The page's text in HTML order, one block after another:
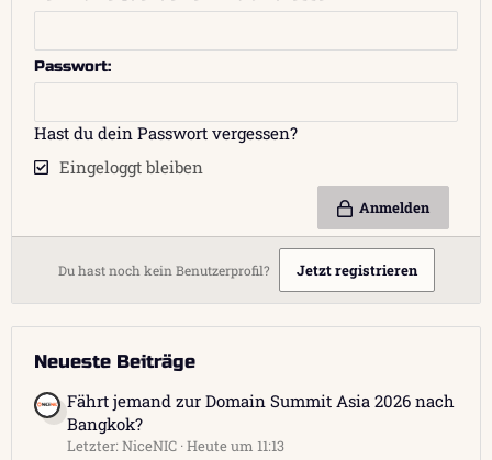
Passwort
Hast du dein Passwort vergessen?
Eingeloggt bleiben
Anmelden
Du hast noch kein Benutzerprofil? Jetzt registrieren
Neueste Beiträge
Fährt jemand zur Domain Summit Asia 2026 nach
Bangkok?
Letzter: NiceNIC Heute um 11:13